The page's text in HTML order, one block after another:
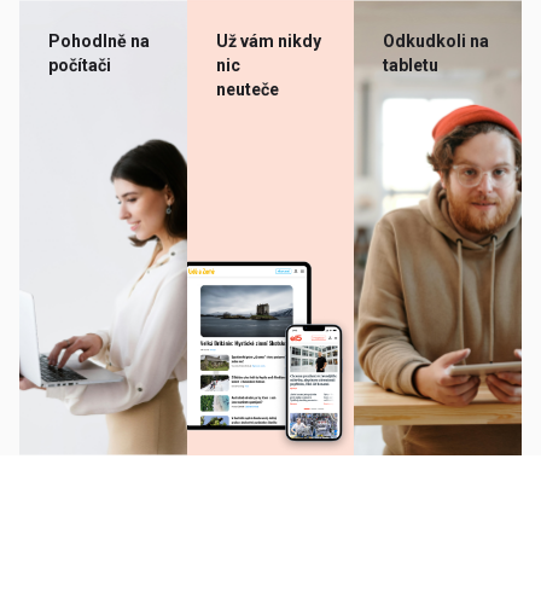
Pohodlně na
počítači
Už vám nikdy
nic
neuteče
Odkudkoli na
tabletu